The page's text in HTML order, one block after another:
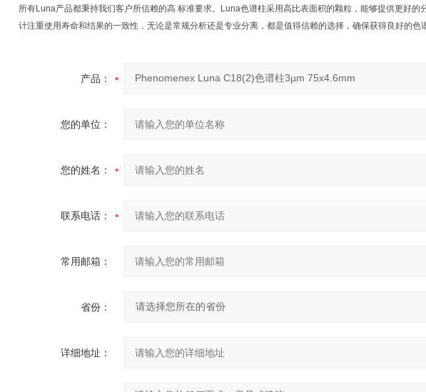
所有Luna产品都秉持我们客户所信赖的高 标准要求。Luna色谱柱采用高比表面积的颗粒，能够提供更好
计注重使用寿命和结果的一致性，无论是常规分析还是专业分离，都是值得信赖的选择，确保获得良好的色
产品：
您的单位：
您的姓名：
联系电话：
常用邮箱：
省份：
详细地址：